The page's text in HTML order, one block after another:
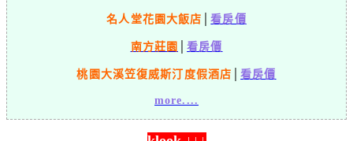
名人堂花園大飯店 │看房價
南方莊園 │看房價
桃園大溪笠復威斯汀度假酒店 │看房價
more....